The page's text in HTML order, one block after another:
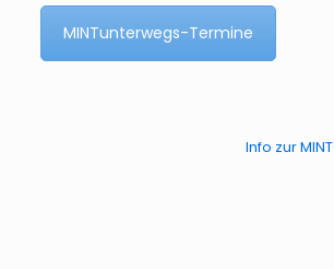
MINTunterwegs-Termine
Info zur